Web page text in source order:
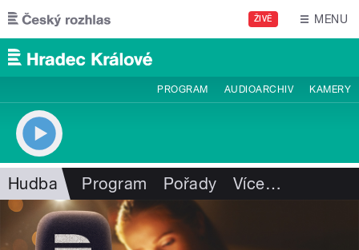
Přejít k hlavnímu obsahu
ŽIVĚ MENU
PROGRAM AUDIOARCHIV KAMERY
Hudba Program Pořady Více…